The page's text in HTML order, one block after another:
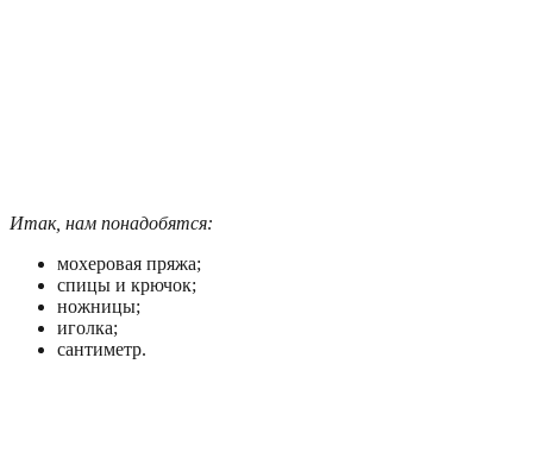
Итак, нам понадобятся:
мохеровая пряжа;
спицы и крючок;
ножницы;
иголка;
сантиметр.